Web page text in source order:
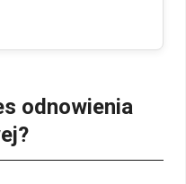
odnowienia